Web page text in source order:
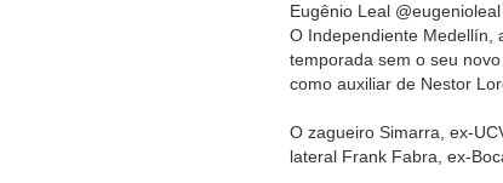
Eugênio Leal @eugenioleal
O Independiente Medellín,
temporada sem o seu
como auxiliar de Nestor
O zagueiro Simarra, ex-
lateral Frank Fabra, ex-